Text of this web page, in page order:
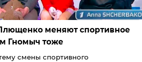
меняют спортивное
Гномыч тоже
смены спортивного